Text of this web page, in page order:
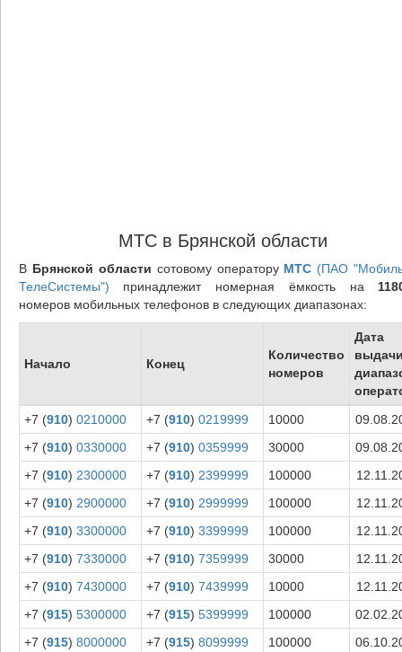
МТС в Брянской области
В Брянской области сотовому оператору МТС (ПАО
ТелеСистемы") принадлежит номерная ёмкость на
номеров мобильных телефонов в следующих диапазонах:
Начало Конец
Количество
номеров
Дата
+7 (910) 0210000 +7 (910) 0219999 10000
+7 (910) 0330000 +7 (910) 0359999 30000
+7 (910) 2300000 +7 (910) 2399999 100000
+7 (910) 2900000 +7 (910) 2999999 100000
+7 (910) 3300000 +7 (910) 3399999 100000
+7 (910) 7330000 +7 (910) 7359999 30000
+7 (910) 7430000 +7 (910) 7439999 10000
+7 (915) 5300000 +7 (915) 5399999 100000
+7 (915) 8000000 +7 (915) 8099999 100000